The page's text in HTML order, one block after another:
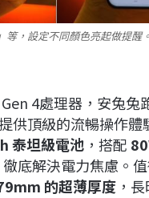
，設定不同顏色亮起做提醒
4處理器，安兔兔
供頂級的流暢操作體
泰坦級電池 ，搭配
底解決電力焦慮。
的超薄厚度 ，